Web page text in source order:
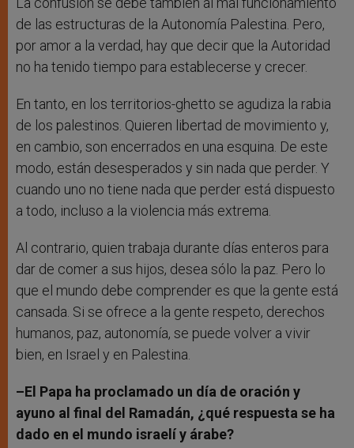
de las estructuras de la Autonomía Palestina. Pero,
por amor a la verdad, hay que decir que la Autoridad
no ha tenido tiempo para establecerse y crecer.
En tanto, en los territorios-ghetto se agudiza la rabia
de los palestinos. Quieren libertad de movimiento y,
en cambio, son encerrados en una esquina. De este
modo, están desesperados y sin nada que perder. Y
cuando uno no tiene nada que perder está dispuesto
a todo, incluso a la violencia más extrema.
Al contrario, quien trabaja durante días enteros para
dar de comer a sus hijos, desea sólo la paz. Pero lo
que el mundo debe comprender es que la gente está
cansada. Si se ofrece a la gente respeto, derechos
humanos, paz, autonomía, se puede volver a vivir
bien, en Israel y en Palestina.
–El Papa ha proclamado un día de oración y
ayuno al final del Ramadán, ¿qué respuesta se ha
dado en el mundo israelí y árabe?